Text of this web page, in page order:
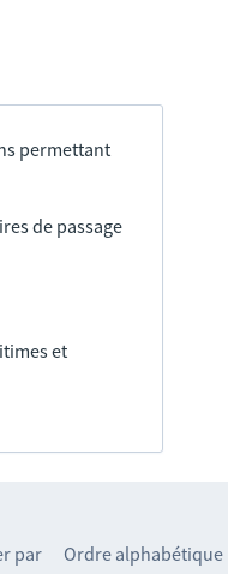
permettant
de passage
et
par Ordre alphabétique